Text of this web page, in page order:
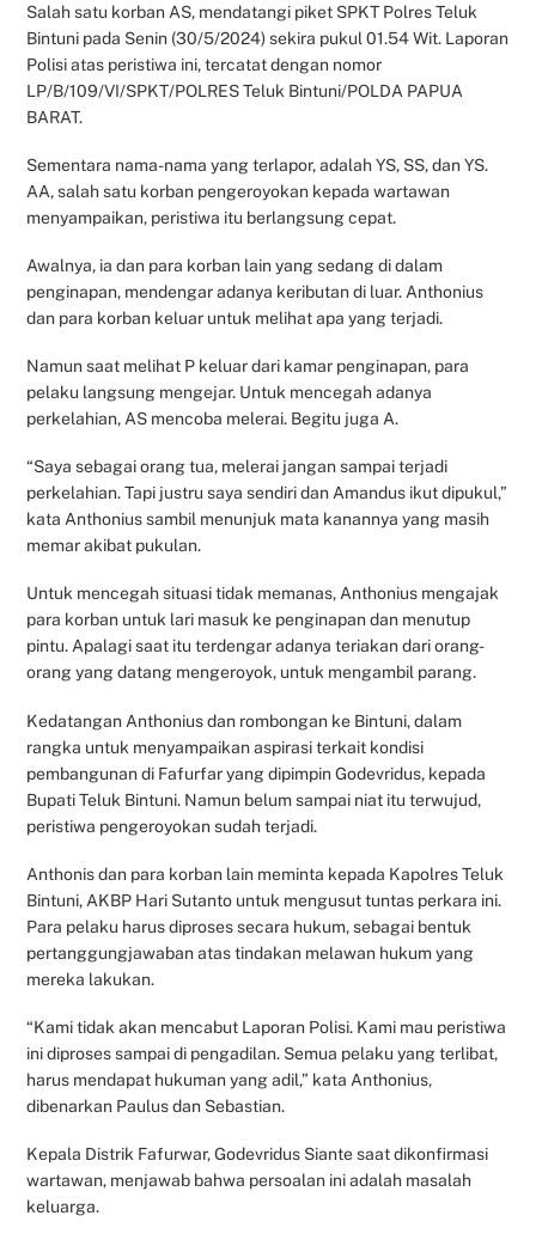
Salah satu korban AS, mendatangi piket SPKT Polres Teluk
Bintuni pada Senin (30/5/2024) sekira pukul 01.54 Wit. Laporan
Polisi atas peristiwa ini, tercatat dengan nomor
LP/B/109/VI/SPKT/POLRES Teluk Bintuni/POLDA PAPUA
BARAT.
Sementara nama-nama yang terlapor, adalah YS, SS, dan YS.
AA, salah satu korban pengeroyokan kepada wartawan
menyampaikan, peristiwa itu berlangsung cepat.
Awalnya, ia dan para korban lain yang sedang di dalam
penginapan, mendengar adanya keributan di luar. Anthonius
dan para korban keluar untuk melihat apa yang terjadi.
Namun saat melihat P keluar dari kamar penginapan, para
pelaku langsung mengejar. Untuk mencegah adanya
perkelahian, AS mencoba melerai. Begitu juga A.
“Saya sebagai orang tua, melerai jangan sampai terjadi
perkelahian. Tapi justru saya sendiri dan Amandus ikut dipukul,”
kata Anthonius sambil menunjuk mata kanannya yang masih
memar akibat pukulan.
Untuk mencegah situasi tidak memanas, Anthonius mengajak
para korban untuk lari masuk ke penginapan dan menutup
pintu. Apalagi saat itu terdengar adanya teriakan dari orang-
orang yang datang mengeroyok, untuk mengambil parang.
Kedatangan Anthonius dan rombongan ke Bintuni, dalam
rangka untuk menyampaikan aspirasi terkait kondisi
pembangunan di Fafurfar yang dipimpin Godevridus, kepada
Bupati Teluk Bintuni. Namun belum sampai niat itu terwujud,
peristiwa pengeroyokan sudah terjadi.
Anthonis dan para korban lain meminta kepada Kapolres Teluk
Bintuni, AKBP Hari Sutanto untuk mengusut tuntas perkara ini.
Para pelaku harus diproses secara hukum, sebagai bentuk
pertanggungjawaban atas tindakan melawan hukum yang
mereka lakukan.
“Kami tidak akan mencabut Laporan Polisi. Kami mau peristiwa
ini diproses sampai di pengadilan. Semua pelaku yang terlibat,
harus mendapat hukuman yang adil,” kata Anthonius,
dibenarkan Paulus dan Sebastian.
Kepala Distrik Fafurwar, Godevridus Siante saat dikonfirmasi
wartawan, menjawab bahwa persoalan ini adalah masalah
keluarga.